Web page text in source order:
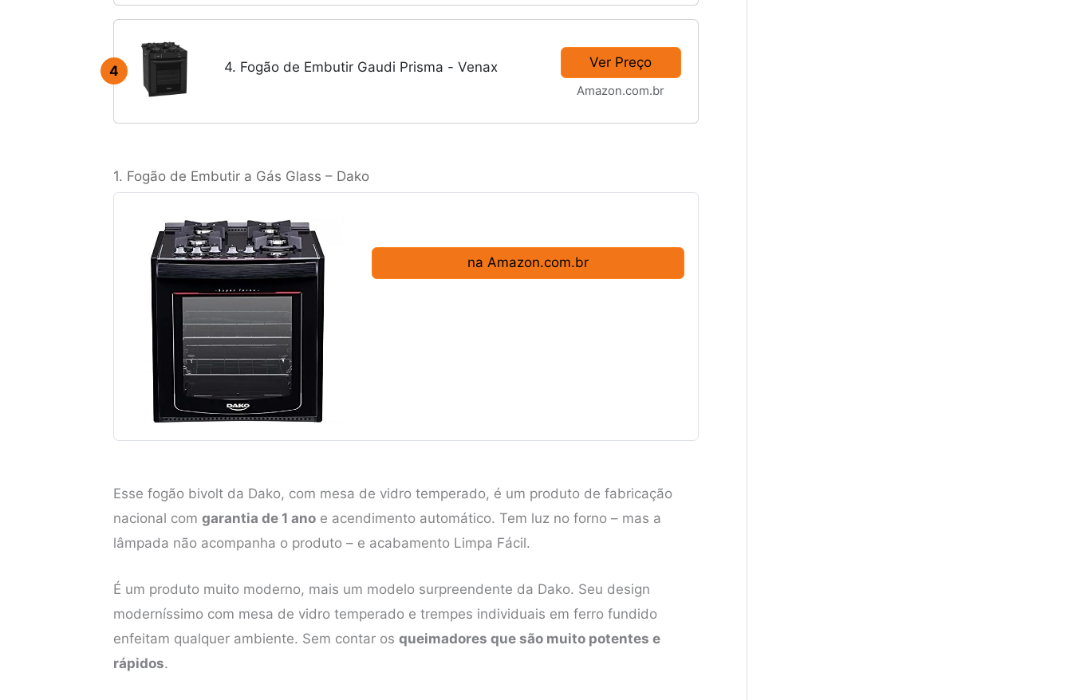
4 4. Fogão de Embutir Gaudi Prisma - Venax Ver Preço
Amazon.com.br
1. Fogão de Embutir a Gás Glass – Dako
na Amazon.com.br
Esse fogão bivolt da Dako, com mesa de vidro temperado, é um produto de fabricação
nacional com garantia de 1 ano e acendimento automático. Tem luz no forno – mas a
lâmpada não acompanha o produto – e acabamento Limpa Fácil.
É um produto muito moderno, mais um modelo surpreendente da Dako. Seu design
moderníssimo com mesa de vidro temperado e trempes individuais em ferro fundido
enfeitam qualquer ambiente. Sem contar os queimadores que são muito potentes e
rápidos.